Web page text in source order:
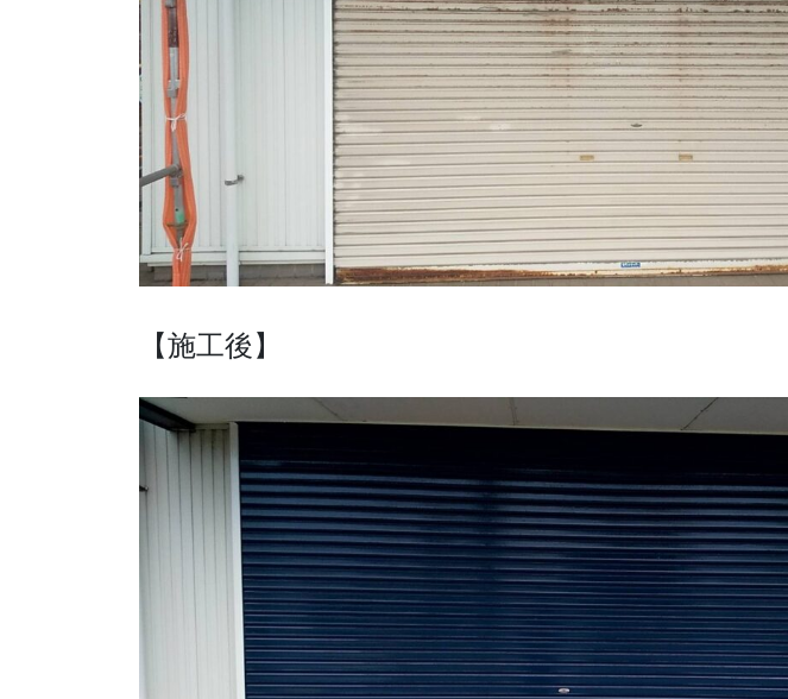
【施工後】